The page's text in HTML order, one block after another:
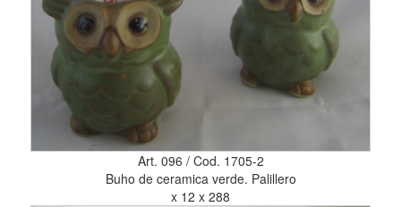
Art. 096 / Cod. 1705-2
Buho de ceramica verde. Palillero
x 12 x 288